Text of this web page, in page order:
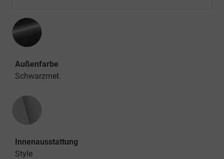
Außenfarbe
Schwarzmet.
Innenausstattung
Innenausstattung
Style